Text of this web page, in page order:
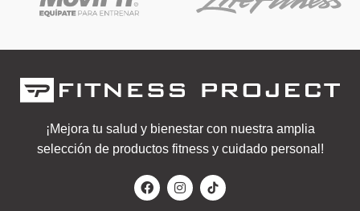
¡Mejora tu salud y bienestar con nuestra amplia
selección de productos fitness y cuidado personal!